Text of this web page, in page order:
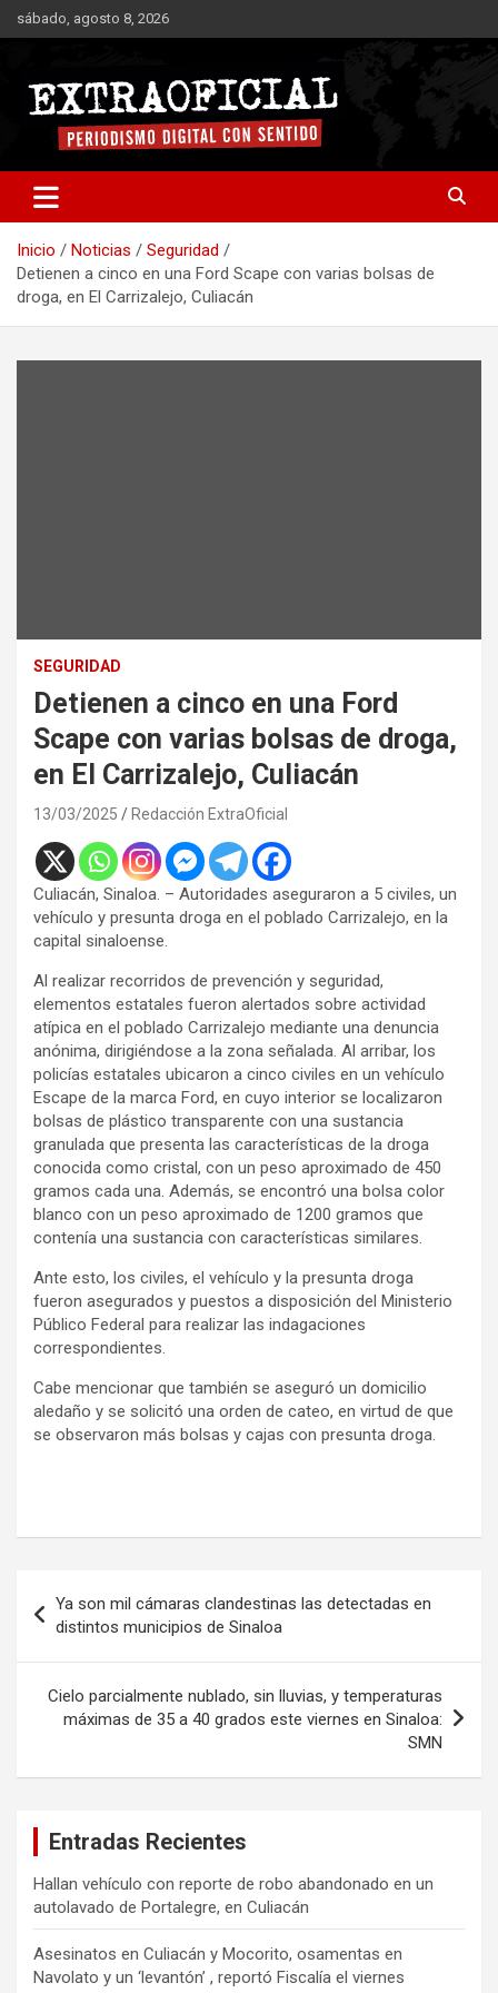
Saltar
al
sábado, agosto 8, 2026
Extraoficial
Inicio Noticias
Seguridad
Detienen a cinco en una Ford Scape con varias bolsas de
droga, en El Carrizalejo, Culiacán
SEGURIDAD
Detienen a cinco en una Ford
Scape con varias bolsas de droga,
en El Carrizalejo, Culiacán
13/03/2025 Redacción ExtraOficial
Culiacán, Sinaloa. – Autoridades aseguraron a 5 civiles, un
vehículo y presunta droga en el poblado Carrizalejo, en la
capital sinaloense.
Al realizar recorridos de prevención y seguridad,
elementos estatales fueron alertados sobre actividad
atípica en el poblado Carrizalejo mediante una denuncia
anónima, dirigiéndose a la zona señalada. Al arribar, los
policías estatales ubicaron a cinco civiles en un vehículo
Escape de la marca Ford, en cuyo interior se localizaron
bolsas de plástico transparente con una sustancia
granulada que presenta las características de la droga
conocida como cristal, con un peso aproximado de 450
gramos cada una. Además, se encontró una bolsa color
blanco con un peso aproximado de 1200 gramos que
contenía una sustancia con características similares.
Ante esto, los civiles, el vehículo y la presunta droga
fueron asegurados y puestos a disposición del Ministerio
Público Federal para realizar las indagaciones
correspondientes.
Cabe mencionar que también se aseguró un domicilio
aledaño y se solicitó una orden de cateo, en virtud de que
se observaron más bolsas y cajas con presunta droga.
de
entradas
Ya son mil cámaras clandestinas las detectadas en
distintos municipios de Sinaloa
Cielo parcialmente nublado, sin lluvias, y temperaturas
máximas de 35 a 40 grados este viernes en Sinaloa:
SMN
Entradas Recientes
Hallan vehículo con reporte de robo abandonado en un
autolavado de Portalegre, en Culiacán
Asesinatos en Culiacán y Mocorito, osamentas en
Navolato y un ‘levantón’ , reportó Fiscalía el viernes